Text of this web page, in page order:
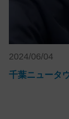
2024/06/04
千葉ニュータ